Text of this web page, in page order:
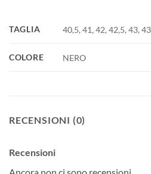
TAGLIA 40,5, 41, 42, 42,5, 43,
COLORE NERO
RECENSIONI (0)
Recensioni